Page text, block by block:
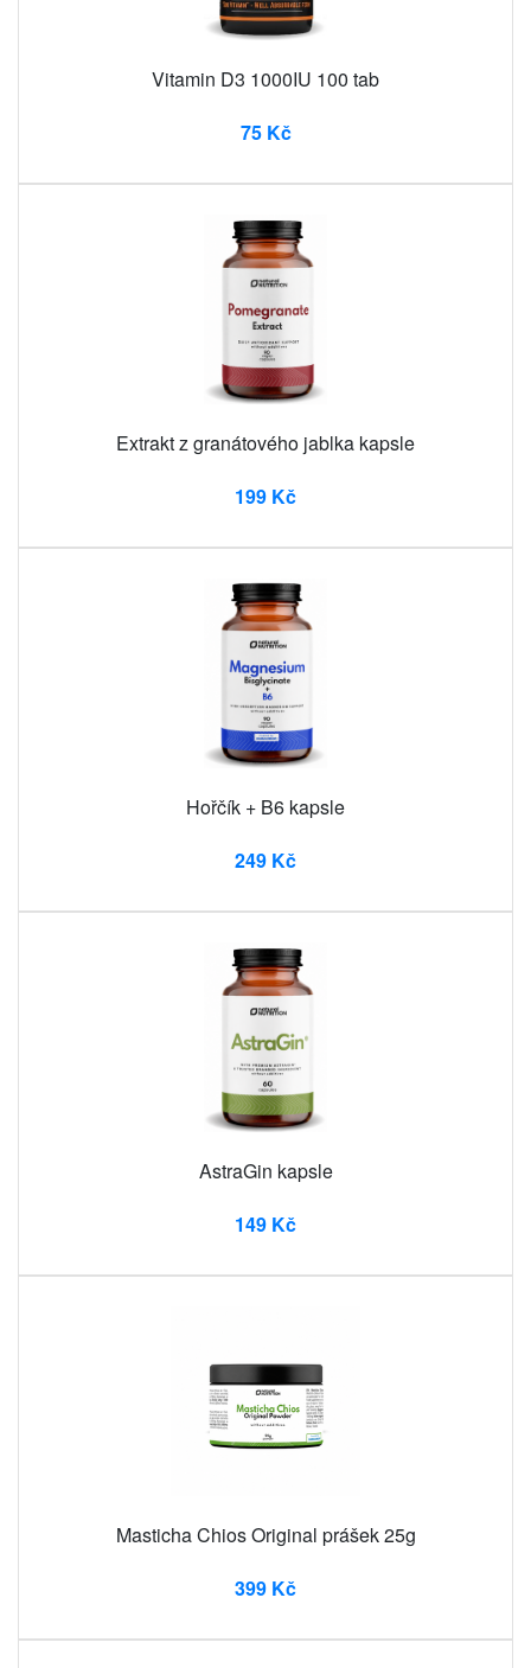
Vitamin D3 1000IU 100 tab
75 Kč
Extrakt z granátového jablka kapsle
199 Kč
Hořčík + B6 kapsle
249 Kč
AstraGin kapsle
149 Kč
Masticha Chios Original prášek 25g
399 Kč